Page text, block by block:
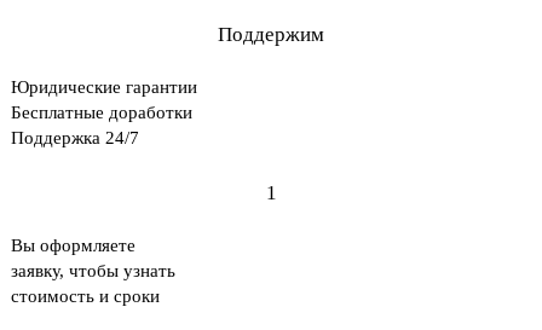
Поддержим
Юридические гарантии
Бесплатные доработки
Поддержка 24/7
1
Вы оформляете
заявку, чтобы узнать
стоимость и сроки